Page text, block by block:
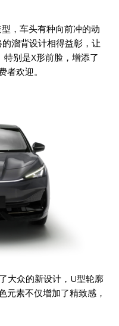
，车头有种向前冲的动
溜背设计相得益彰，让
别是X形前脸，增添了
者欢迎。
大众的新设计，U型轮廓
元素不仅增加了精致感，